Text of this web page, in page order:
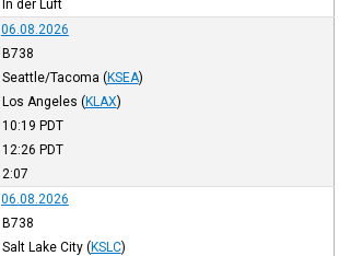
In der Luft
06.08.2026
B738
Seattle/Tacoma (KSEA)
Los Angeles (KLAX)
10:19 PDT
12:26 PDT
2:07
06.08.2026
B738
Salt Lake City (KSLC)